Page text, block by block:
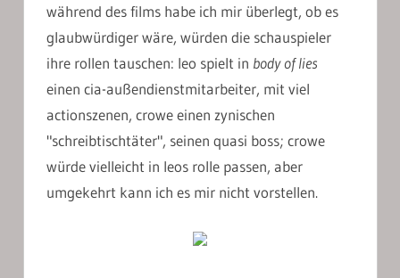
während des films habe ich mir überlegt, ob es
glaubwürdiger wäre, würden die schauspieler
ihre rollen tauschen: leo spielt in body of lies
einen cia-außendienstmitarbeiter, mit viel
actionszenen, crowe einen zynischen
"schreibtischtäter", seinen quasi boss; crowe
würde vielleicht in leos rolle passen, aber
umgekehrt kann ich es mir nicht vorstellen.